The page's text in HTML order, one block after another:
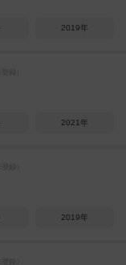
2019年
2021年
2019年